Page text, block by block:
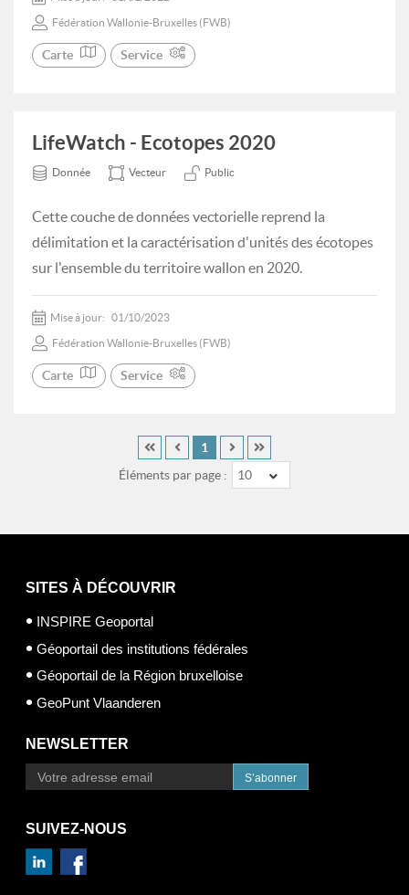
Fédération Wallonie-Bruxelles (FWB)
Carte Service
LifeWatch - Ecotopes 2020
Donnée Vecteur Public
Cette couche de données vectorielle reprend la
délimitation et la caractérisation d'unités des écotopes
sur l'ensemble du territoire wallon en 2020.
Mise à jour: 01/10/2023
Fédération Wallonie-Bruxelles (FWB)
Carte Service
Éléments par page : 10
1
SITES À DÉCOUVRIR
INSPIRE Geoportal
Géoportail des institutions fédérales
Géoportail de la Région bruxelloise
GeoPunt Vlaanderen
NEWSLETTER
S’abonner
SUIVEZ-NOUS